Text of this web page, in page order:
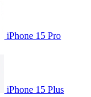
iPhone 15 Pro
iPhone 15 Plus